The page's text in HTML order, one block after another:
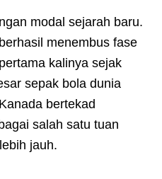
modal sejarah baru.
menembus fase
kalinya sejak
sepak bola dunia
bertekad
salah satu tuan
jauh.